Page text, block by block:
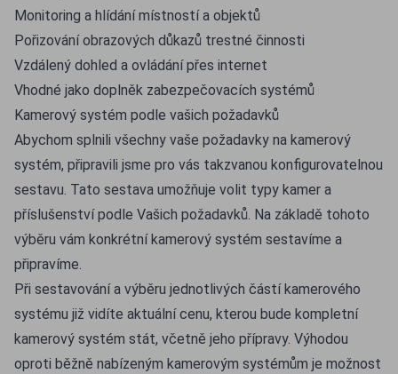
Monitoring a hlídání místností a objektů
Pořizování obrazových důkazů trestné činnosti
Vzdálený dohled a ovládání přes internet
Vhodné jako doplněk zabezpečovacích systémů
Kamerový systém podle vašich požadavků
Abychom splnili všechny vaše požadavky na kamerový
systém, připravili jsme pro vás takzvanou konfigurovatelnou
sestavu. Tato sestava umožňuje volit typy kamer a
příslušenství podle Vašich požadavků. Na základě tohoto
výběru vám konkrétní kamerový systém sestavíme a
připravíme.
Při sestavování a výběru jednotlivých částí kamerového
systému již vidíte aktuální cenu, kterou bude kompletní
kamerový systém stát, včetně jeho přípravy. Výhodou
oproti běžně nabízeným kamerovým systémům je možnost